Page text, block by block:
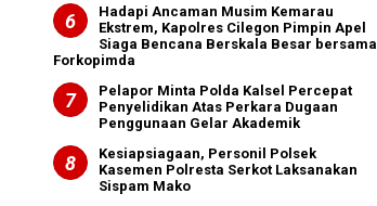
Hadapi Ancaman Musim Kemarau
Ekstrem, Kapolres Cilegon Pimpin Apel
Siaga Bencana Berskala Besar bersama
Forkopimda
Pelapor Minta Polda Kalsel Percepat
Penyelidikan Atas Perkara Dugaan
Penggunaan Gelar Akademik
Kesiapsiagaan, Personil Polsek
Kasemen Polresta Serkot Laksanakan
Sispam Mako